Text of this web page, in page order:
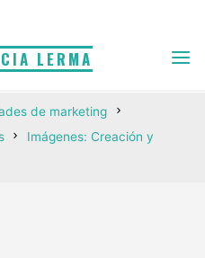
LERMA
de marketing
Imágenes: Creación y